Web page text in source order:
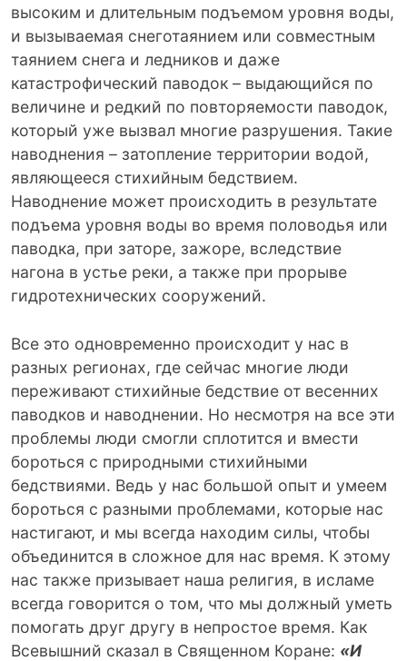
высоким и длительным подъемом уровня воды,
и вызываемая снеготаянием или совместным
таянием снега и ледников и даже
катастрофический паводок – выдающийся по
величине и редкий по повторяемости паводок,
который уже вызвал многие разрушения. Такие
наводнения – затопление территории водой,
являющееся стихийным бедствием.
Наводнение может происходить в результате
подъема уровня воды во время половодья или
паводка, при заторе, зажоре, вследствие
нагона в устье реки, а также при прорыве
гидротехнических сооружений.
Все это одновременно происходит у нас в
разных регионах, где сейчас многие люди
переживают стихийные бедствие от весенних
паводков и наводнении. Но несмотря на все эти
проблемы люди смогли сплотится и вмести
бороться с природными стихийными
бедствиями. Ведь у нас большой опыт и умеем
бороться с разными проблемами, которые нас
настигают, и мы всегда находим силы, чтобы
объединится в сложное для нас время. К этому
нас также призывает наша религия, в исламе
всегда говорится о том, что мы должный уметь
помогать друг другу в непростое время. Как
Всевышний сказал в Священном Коране: «И